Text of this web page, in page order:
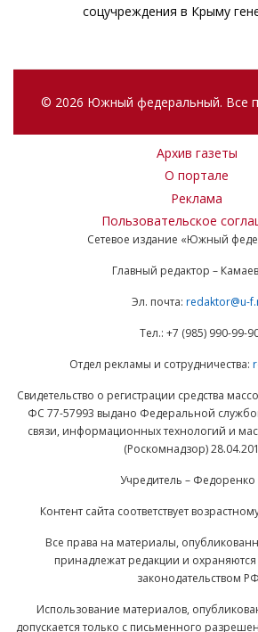
соцучреждения в Крыму
© 2026 Южный федеральный. Все
Архив газеты
О портале
Реклама
Пользовательское
Сетевое издание «Южный
Главный редактор –
Эл. почта: redaktor@u-
Тел.: +7 (985) 990-99-
Отдел рекламы и сотрудничества:
Свидетельство о регистрации средства
ФС 77-57993 выдано Федеральной
связи, информационных технологий и
(Роскомнадзор)
Учредитель –
Контент сайта соответствует
Все права на материалы,
принадлежат редакции и охраняются
законодательством
Использование материалов,
допускается только с письменного